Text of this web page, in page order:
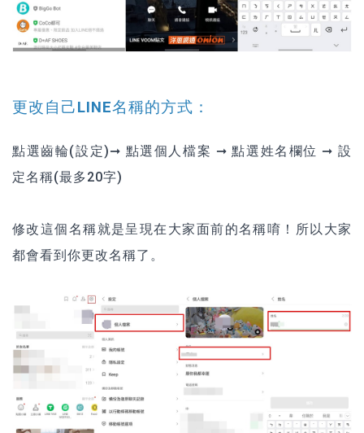
更改自己LINE名稱的方式：
點選齒輪(設定)➞ 點選個人檔案 ➞ 點選姓名欄位 ➞ 設
定名稱(最多20字)
修改這個名稱就是呈現在大家面前的名稱唷！所以大家
都會看到你更改名稱了。